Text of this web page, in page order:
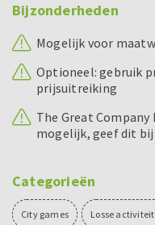
Bijzonderheden
Mogelijk voor
Optioneel: gebruik
prijsuitreiking
The Great
mogelijk, geef dit bij
Categorieën
City games Losse